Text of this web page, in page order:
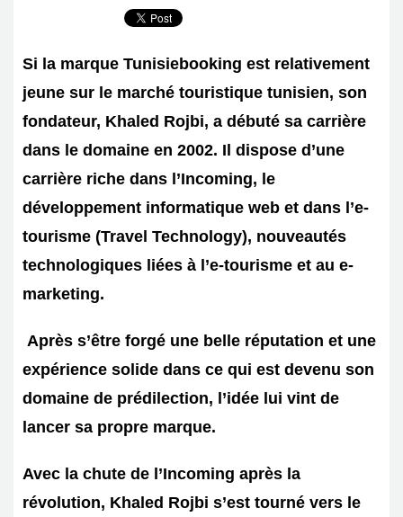
Si la marque Tunisiebooking est relativement
jeune sur le marché touristique tunisien, son
fondateur, Khaled Rojbi, a débuté sa carrière
dans le domaine en 2002. Il dispose d’une
carrière riche dans l’Incoming, le
développement informatique web et dans l’e-
tourisme (Travel Technology), nouveautés
technologiques liées à l’e-tourisme et au e-
marketing.
Après s’être forgé une belle réputation et une
expérience solide dans ce qui est devenu son
domaine de prédilection, l’idée lui vint de
lancer sa propre marque.
Avec la chute de l’Incoming après la
révolution, Khaled Rojbi s’est tourné vers le